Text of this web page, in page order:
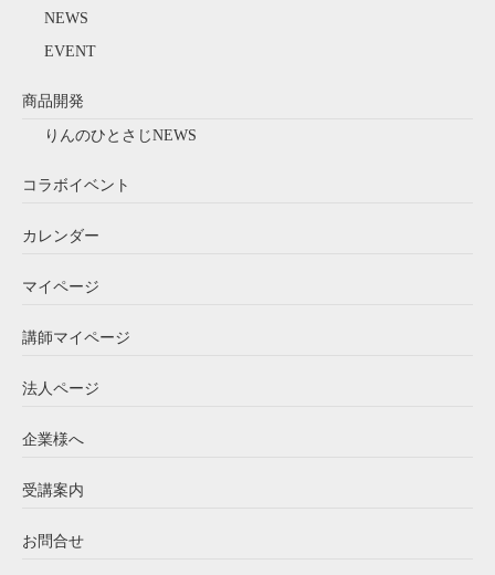
NEWS
EVENT
商品開発
りんのひとさじNEWS
コラボイベント
カレンダー
マイページ
講師マイページ
法人ページ
企業様へ
受講案内
お問合せ